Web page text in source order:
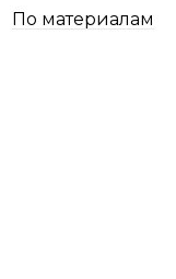
По материалам